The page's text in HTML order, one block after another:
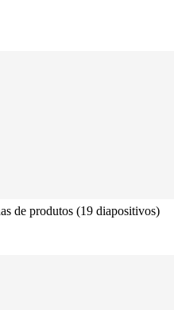
de produtos (19 diapositivos)